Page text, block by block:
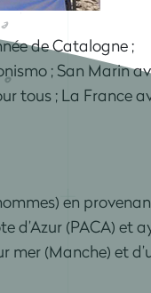
de Catalogne ;
; San Marin
tous ; La France
en
d’Azur (PACA) et
mer (Manche) et